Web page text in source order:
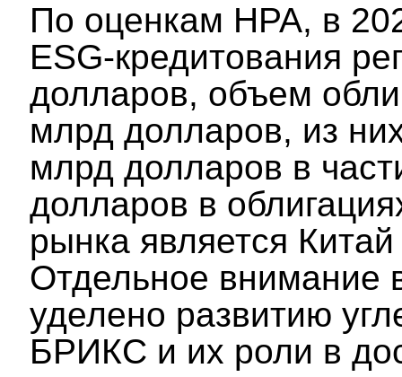
По оценкам НРА, в
ESG‑кредитования
долларов, объем
млрд долларов, из
млрд долларов в
долларов в
рынка является
Отдельное внимание
уделено развитию
БРИКС и их роли в